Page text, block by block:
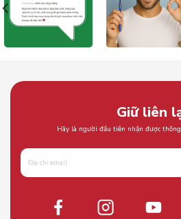
Giữ liên
Hãy là người đầu tiên nhận được